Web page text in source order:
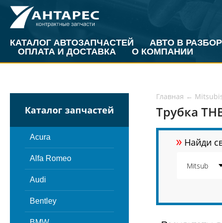
КАТАЛОГ АВТОЗАПЧАСТЕЙ
АВТО В РАЗБОР
ОПЛАТА И ДОСТАВКА
О КОМПАНИИ
Каталог запчастей
Acura
Alfa Romeo
Audi
Bentley
Главная ←
Трубка
» Найди